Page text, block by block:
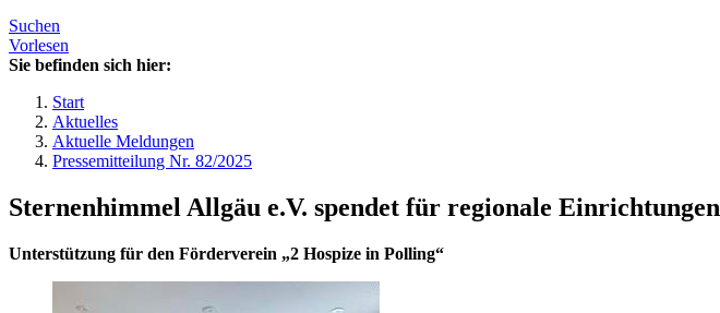
Suchen
Vorlesen
Sie befinden sich hier:
Start
Aktuelles
Aktuelle Meldungen
Pressemitteilung Nr. 82/2025
Sternenhimmel Allgäu e.V. spendet für regionale Einrichtungen
Unterstützung für den Förderverein „2 Hospize in Polling“